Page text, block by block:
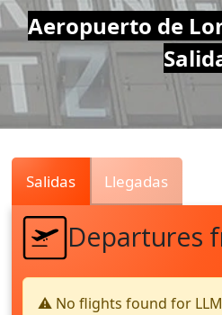
Air
Traffic
Live
Aeropuerto de
Salidas Llegadas
Departures
⚠️ No flights found for